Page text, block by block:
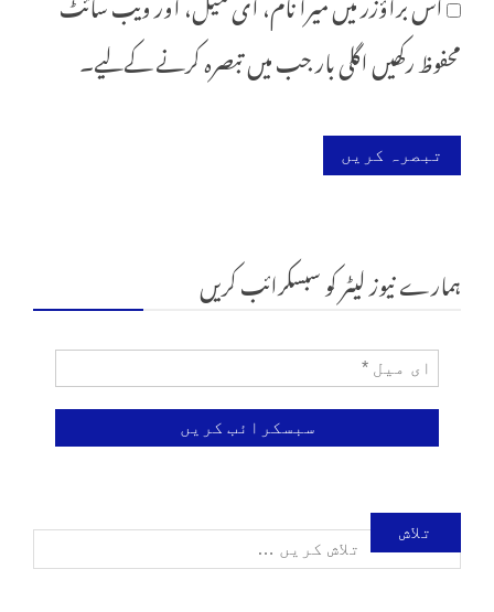
محفوظ رکھیں اگلی بار جب میں تبصرہ کرنے کےلیے۔
ہمارے نیوز لیٹر کو سبسکرائب کریں
تلاش